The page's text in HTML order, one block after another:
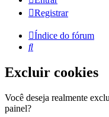
Registrar
Índice do fórum
Pesquisar
Excluir cookies
Você deseja realmente
painel?